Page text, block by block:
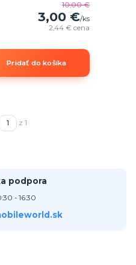
10,00 €
3,00 €/ks
2,44 €cena
Pridať do košíka
z 1
podpora
- 16:30